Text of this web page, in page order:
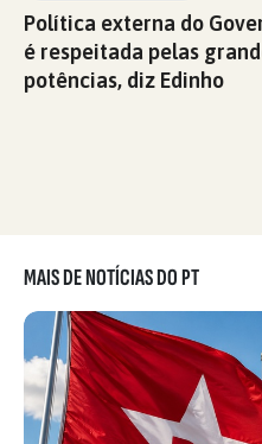
Política externa do
é respeitada pelas
potências, diz Edinho
MAIS DE NOTÍCIAS DO PT